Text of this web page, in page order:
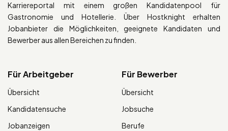
Karriereportal mit einem großen Kandidatenpool für
Gastronomie und Hotellerie. Über Hostknight erhalten
Jobanbieter die Möglichkeiten, geeignete Kandidaten und
Bewerber aus allen Bereichen zu finden.
Für Arbeitgeber
Übersicht
Kandidatensuche
Jobanzeigen
Für Bewerber
Übersicht
Jobsuche
Berufe